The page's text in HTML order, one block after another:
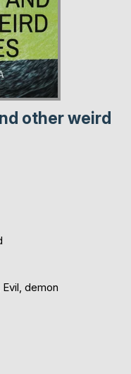
other weird
demon